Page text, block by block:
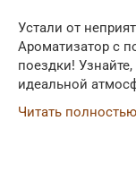
Устали от
Ароматизатор с
поездки!
идеальной
Читать полностью